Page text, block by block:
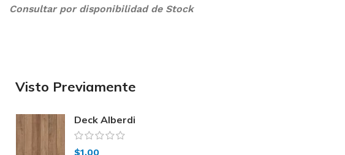
Consultar por disponibilidad de Stock
Visto Previamente
Deck Alberdi
62×62
$1.00